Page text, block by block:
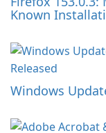
Known
Windows